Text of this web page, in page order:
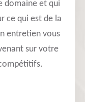
domaine et qui
ce qui est de la
entretien vous
sur votre